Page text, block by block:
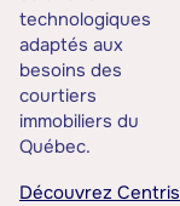
technologiques
adaptés aux
besoins des
courtiers
immobiliers du
Québec.
Découvrez Centris